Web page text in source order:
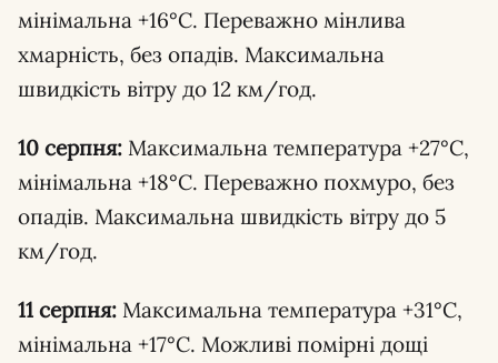
мінімальна +16°С. Переважно мінлива
хмарність, без опадів. Максимальна
швидкість вітру до 12 км/год.
10 серпня: Максимальна температура +27°С,
мінімальна +18°С. Переважно похмуро, без
опадів. Максимальна швидкість вітру до 5
км/год.
11 серпня: Максимальна температура +31°С,
мінімальна +17°С. Можливі помірні дощі